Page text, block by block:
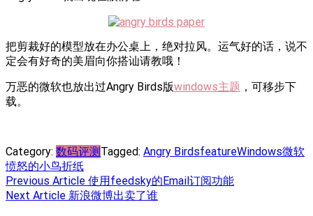
把剪裁好的模型放在办公桌上，绝对拉风。运气好的话，说不
定会有好奇的美眉向你搭讪请教哦！
万恶的微软也放出过Angry Birds版windows主题 ，可移步下
载。
Category: 数码评测 Tagged: Angry BirdsfeatureWindows微软
愤怒的小鸟折纸
Post
Previous Article 使用feedsky的Email订阅功能
Next Article 新浪微博出卖了谁